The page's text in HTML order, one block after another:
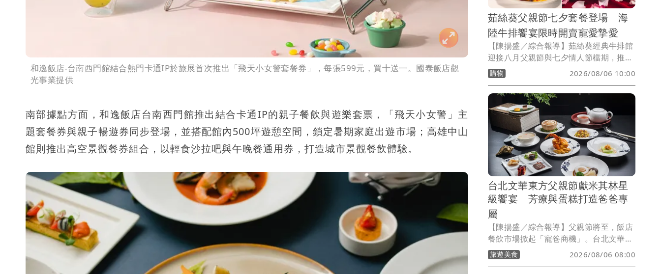
和逸飯店‧台南西門館結合熱門卡通IP於旅展首次推出「飛天小女警套餐券」，每張599元，買十送一。國泰飯店觀
光事業提供
南部據點方面，和逸飯店台南西門館推出結合卡通IP的親子餐飲與遊樂套票，「飛天小女警」主
題套餐券與親子暢遊券同步登場，並搭配館內500坪遊憩空間，鎖定暑期家庭出遊市場；高雄中山
館則推出高空景觀餐券組合，以輕食沙拉吧與午晚餐通用券，打造城市景觀餐飲體驗。
茹絲葵父親節七夕套餐登場 海
陸牛排饗宴限時開賣寵愛摯愛
【陳揚盛／綜合報導】茹絲葵經典牛排館
迎接八月父親節與七夕情人節檔期，推出
期間限定節慶套餐，以經典牛排、海陸主
餐及精緻甜點打造節日饗宴，分別於8/7
至8/9、8/17至8/23限時供應，希望陪伴
消費者與家人、伴侶共度重要時刻。
購物 2026/08/06 10:00
台北文華東方父親節獻米其林星
級饗宴 芳療與蛋糕打造爸爸專
屬
【陳揚盛／綜合報導】父親節將至，飯店
餐飲市場掀起「寵爸商機」。台北文華東
方酒店今年8月推出一系列父親節限定企
劃，從米其林星級中餐、義式料理、自助
旅遊美食 2026/08/06 08:00